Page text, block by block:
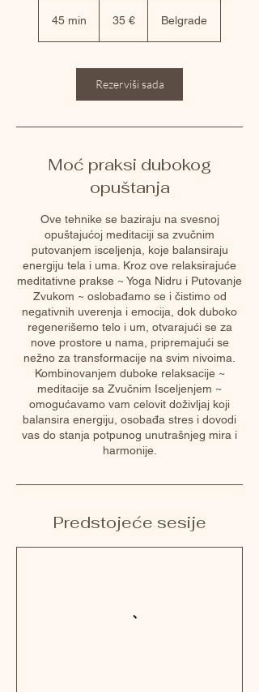
45 min
i
35 € Belgrade
Rezerviši sada
Moć praksi dubokog
opuštanja
Ove tehnike se baziraju na svesnoj
opuštajućoj meditaciji sa zvučnim
putovanjem isceljenja, koje balansiraju
energiju tela i uma. Kroz ove relaksirajuće
meditativne prakse ~ Yoga Nidru i Putovanje
Zvukom ~ oslobađamo se i čistimo od
negativnih uverenja i emocija, dok duboko
regenerišemo telo i um, otvarajući se za
nove prostore u nama, pripremajući se
nežno za transformacije na svim nivoima.
Kombinovanjem duboke relaksacije ~
meditacije sa Zvučnim Isceljenjem ~
omogućavamo vam celovit doživljaj koji
balansira energiju, osobađa stres i dovodi
vas do stanja potpunog unutrašnjeg mira i
harmonije.
Predstojeće sesije